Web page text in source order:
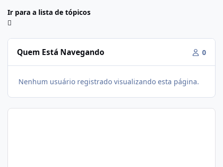
Ir para a lista de tópicos
Quem Está Navegando 0
Nenhum usuário registrado visualizando esta página.